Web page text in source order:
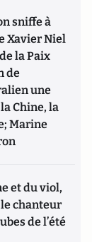
sniffe à
Xavier Niel
la Paix
de
une
Chine, la
Marine
et du viol,
chanteur
de l’été